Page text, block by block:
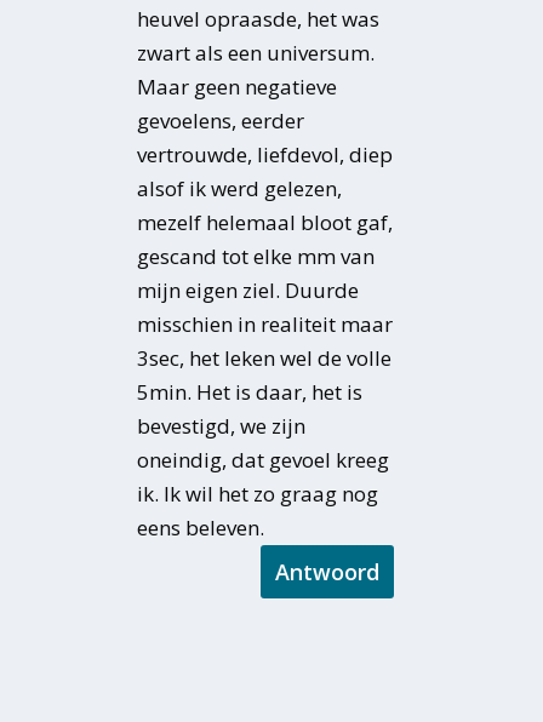
heuvel opraasde, het was
zwart als een universum.
Maar geen negatieve
gevoelens, eerder
vertrouwde, liefdevol, diep
alsof ik werd gelezen,
mezelf helemaal bloot gaf,
gescand tot elke mm van
mijn eigen ziel. Duurde
misschien in realiteit maar
3sec, het leken wel de volle
5min. Het is daar, het is
bevestigd, we zijn
oneindig, dat gevoel kreeg
ik. Ik wil het zo graag nog
eens beleven.
Antwoord